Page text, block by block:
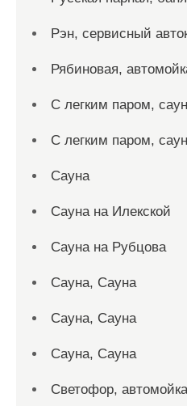
Рэн, сервисный
Рябиновая,
С легким паром,
С легким паром,
Сауна
Сауна на Илекской
Сауна на Рубцова
Сауна, Сауна
Сауна, Сауна
Сауна, Сауна
Светофор, автомойка